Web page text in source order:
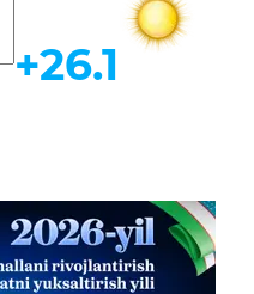
Ob-havo
+26.1